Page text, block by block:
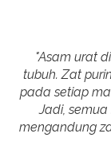
"Asam urat
tubuh. Zat
pada setiap
Jadi,
mengandung